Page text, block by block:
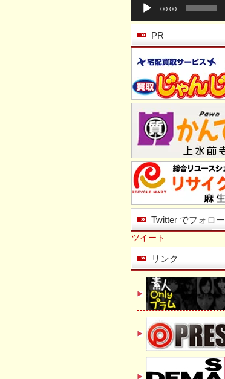
00:00
PR
Twitter でフォロー
ツイート
リンク